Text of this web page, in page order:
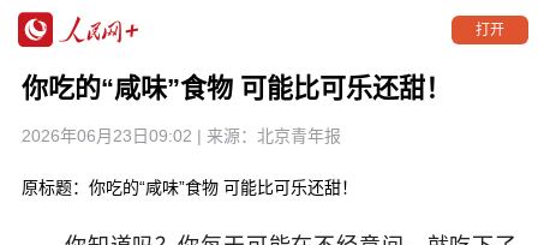
打开
你吃的“咸味”食物 可能比可乐还甜！
2026年06月23日09:02 | 来源： 北京青年报
原标题：你吃的“咸味”食物 可能比可乐还甜！